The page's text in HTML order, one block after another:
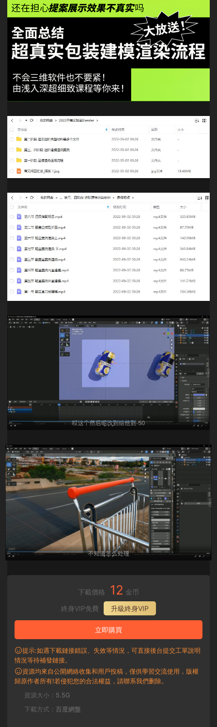
下載價格 12 金币
終身VIP免費
升級終身VIP
立即購買
提示:如遇下載鏈接錯誤、失效等情況，可直接後台提交工單說明
情況等待補發鏈接。
資源均來自公開網絡收集和用戶投稿，僅供學習交流使用，版權
歸原作者所有!若侵犯您的合法權益，請聯系我們删除。
資源大小： 5.5G
下載方式： 百度網盤